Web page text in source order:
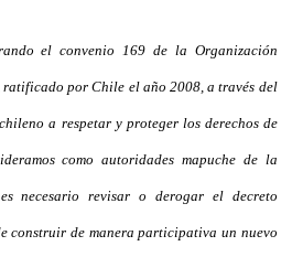
el convenio 169 de la Organización
por Chile el año 2008, a través del
a respetar y proteger los derechos de
como autoridades mapuche de la
necesario revisar o derogar el decreto
construir de manera participativa un nuevo